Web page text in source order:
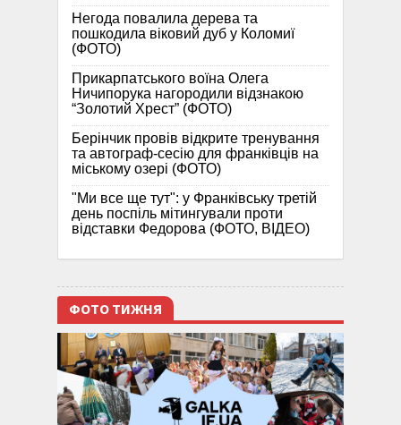
Негода повалила дерева та
пошкодила віковий дуб у Коломиї
(ФОТО)
Прикарпатського воїна Олега
Ничипорука нагородили відзнакою
“Золотий Хрест” (ФОТО)
Берінчик провів відкрите тренування
та автограф-сесію для франківців на
міському озері (ФОТО)
"Ми все ще тут": у Франківську третій
день поспіль мітингували проти
відставки Федорова (ФОТО, ВІДЕО)
ФОТО ТИЖНЯ